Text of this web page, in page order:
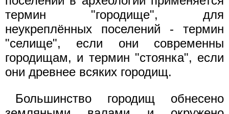
термин "городище", для
неукреплённых поселений - термин
"селище", если они современны
городищам, и термин "стоянка", если
они древнее всяких городищ.
Большинство городищ обнесено